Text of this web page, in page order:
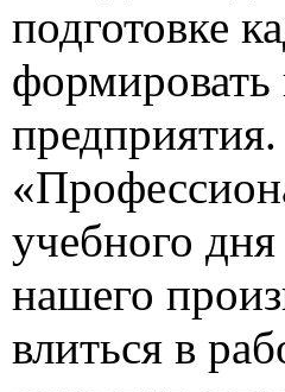
подготовке
учебного
нашего
влиться в